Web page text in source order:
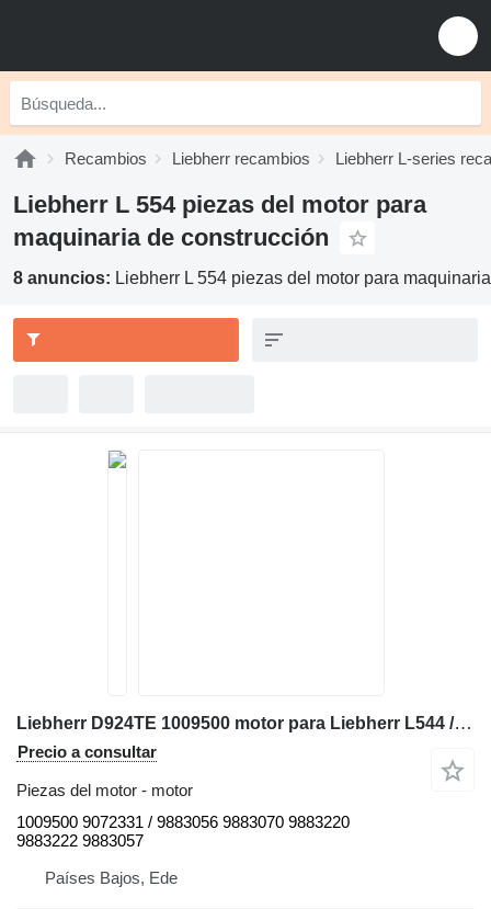
Recambios Liebherr recambios Liebherr L-series
Liebherr L 554 piezas del motor para
maquinaria de construcción
8 anuncios: Liebherr L 554 piezas del motor para
Liebherr D924TE 1009500 motor para Liebherr L544 / L554 / D924TE cargadora de ruedas
Precio a consultar
Piezas del motor - motor
1009500 9072331 / 9883056 9883070 9883220
9883222 9883057
Países Bajos, Ede